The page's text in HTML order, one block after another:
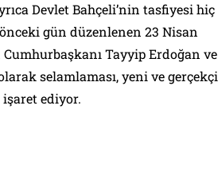
Devlet Bahçeli’nin tasfiyesi hiç
gün düzenlenen 23 Nisan
Tayyip Erdoğan ve
selamlaması, yeni ve gerçekçi
ediyor.